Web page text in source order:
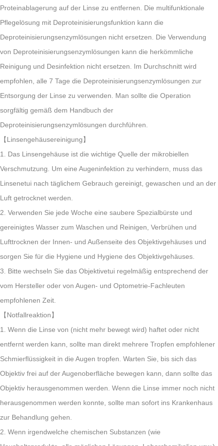
Proteinablagerung auf der Linse zu entfernen. Die multifunktionale
Pflegelösung mit Deproteinisierungsfunktion kann die
Deproteinisierungsenzymlösungen nicht ersetzen. Die Verwendung
von Deproteinisierungsenzymlösungen kann die herkömmliche
Reinigung und Desinfektion nicht ersetzen. Im Durchschnitt wird
empfohlen, alle 7 Tage die Deproteinisierungsenzymlösungen zur
Entsorgung der Linse zu verwenden. Man sollte die Operation
sorgfältig gemäß dem Handbuch der
Deproteinisierungsenzymlösungen durchführen.
【Linsengehäusereinigung】
1. Das Linsengehäuse ist die wichtige Quelle der mikrobiellen
Verschmutzung. Um eine Augeninfektion zu verhindern, muss das
Linsenetui nach täglichem Gebrauch gereinigt, gewaschen und an der
Luft getrocknet werden.
2. Verwenden Sie jede Woche eine saubere Spezialbürste und
gereinigtes Wasser zum Waschen und Reinigen, Verbrühen und
Lufttrocknen der Innen- und Außenseite des Objektivgehäuses und
sorgen Sie für die Hygiene und Hygiene des Objektivgehäuses.
3. Bitte wechseln Sie das Objektivetui regelmäßig entsprechend der
vom Hersteller oder von Augen- und Optometrie-Fachleuten
empfohlenen Zeit.
【Notfallreaktion】
1. Wenn die Linse von (nicht mehr bewegt wird) haftet oder nicht
entfernt werden kann, sollte man direkt mehrere Tropfen empfohlener
Schmierflüssigkeit in die Augen tropfen. Warten Sie, bis sich das
Objektiv frei auf der Augenoberfläche bewegen kann, dann sollte das
Objektiv herausgenommen werden. Wenn die Linse immer noch nicht
herausgenommen werden konnte, sollte man sofort ins Krankenhaus
zur Behandlung gehen.
2. Wenn irgendwelche chemischen Substanzen (wie